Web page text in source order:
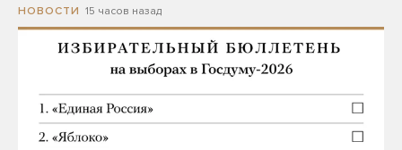
НОВОСТИ 15 часов назад